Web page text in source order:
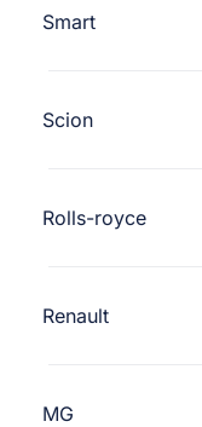
Smart
Scion
Rolls-royce
Renault
MG